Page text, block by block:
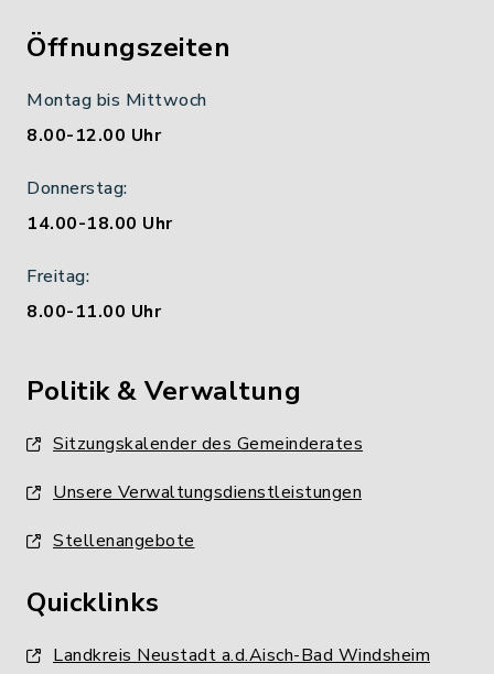
Öffnungszeiten
Montag bis Mittwoch
8.00-12.00 Uhr
Donnerstag:
14.00-18.00 Uhr
Freitag:
8.00-11.00 Uhr
Politik & Verwaltung
Sitzungskalender des Gemeinderates
Unsere Verwaltungsdienstleistungen
Stellenangebote
Quicklinks
Landkreis Neustadt a.d.Aisch-Bad Windsheim